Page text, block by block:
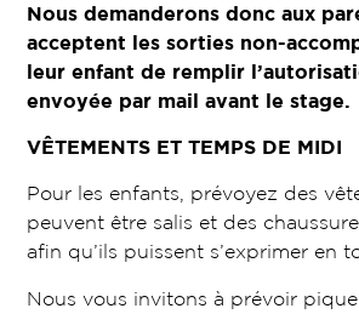
Nous demanderons donc aux
acceptent les sorties non-
leur enfant de remplir
envoyée par mail avant le stage.
VÊTEMENTS ET TEMPS DE MIDI
Pour les enfants, prévoyez des
peuvent être salis et des
afin qu’ils puissent s’exprimer en
Nous vous invitons à prévoir